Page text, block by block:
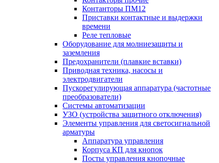
Контанторы ПМ12
Приставки контактные и выдержки
времени
Реле тепловые
Оборудование для молниезащиты и
заземления
Предохранители (плавкие вставки)
Приводная техника, насосы и
электродвигатели
Пускорегулирующая аппаратура (частотные
преобразователи)
Системы автоматизации
УЗО (устройства защитного отключения)
Элементы управления для светосигнальной
арматуры
Аппаратура управления
Корпуса КП для кнопок
Посты управления кнопочные